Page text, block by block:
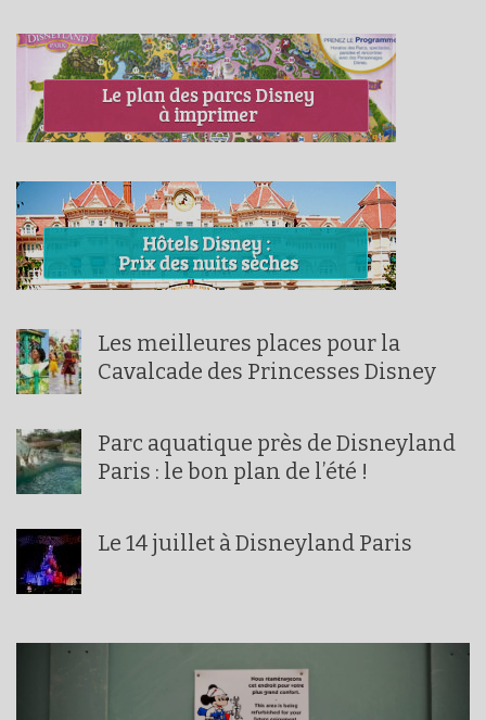
Les meilleures places pour la
Cavalcade des Princesses Disney
Parc aquatique près de Disneyland
Paris : le bon plan de l’été !
Le 14 juillet à Disneyland Paris